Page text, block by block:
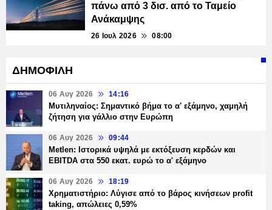
πάνω από 3 δισ. από το Ταμείο
Ανάκαμψης
26 Ιουλ 2026 08:00
ΔΗΜΟΦΙΛΗ
06 Αυγ 2026 14:16
Μυτιληναίος: Σημαντικό βήμα το α' εξάμηνο, χαμηλή
ζήτηση για γάλλιο στην Ευρώπη
06 Αυγ 2026 09:44
Metlen: Ιστορικά υψηλά με εκτόξευση κερδών και
EBITDA στα 550 εκατ. ευρώ το α' εξάμηνο
06 Αυγ 2026 18:19
Χρηματιστήριο: Λύγισε από το βάρος κινήσεων profit
taking, απώλειες 0,59%